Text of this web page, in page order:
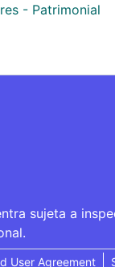
- Patrimonial
sujeta a
User Agreement